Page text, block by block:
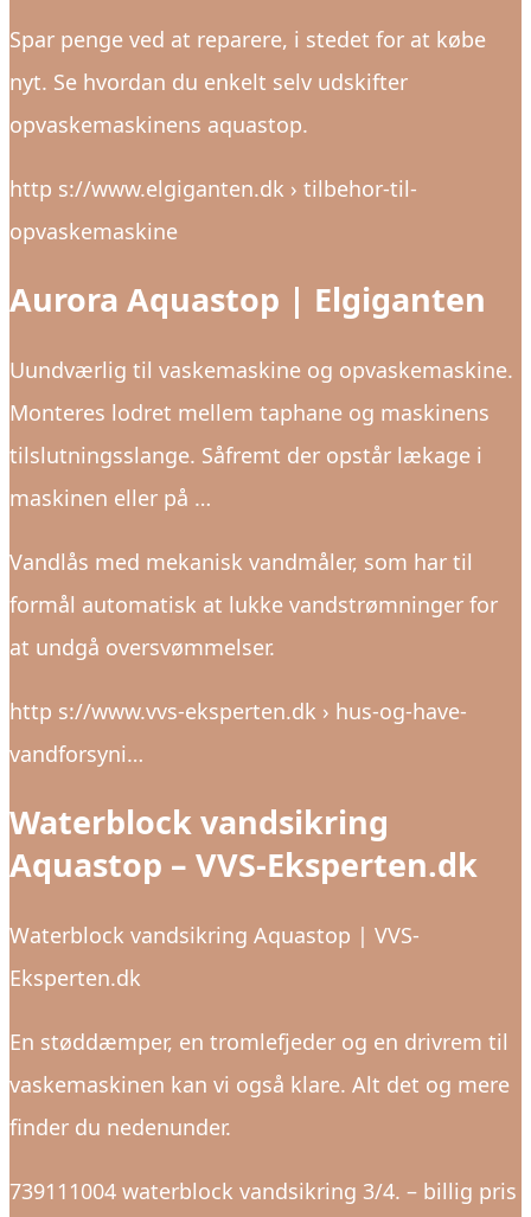
Spar penge ved at reparere, i stedet for at købe
nyt. Se hvordan du enkelt selv udskifter
opvaskemaskinens aquastop.
http s://www.elgiganten.dk › tilbehor-til-
opvaskemaskine
Aurora Aquastop | Elgiganten
Uundværlig til vaskemaskine og opvaskemaskine.
Monteres lodret mellem taphane og maskinens
tilslutningsslange. Såfremt der opstår lækage i
maskinen eller på …
Vandlås med mekanisk vandmåler, som har til
formål automatisk at lukke vandstrømninger for
at undgå oversvømmelser.
http s://www.vvs-eksperten.dk › hus-og-have-
vandforsyni…
Waterblock vandsikring
Aquastop – VVS-Eksperten.dk
Waterblock vandsikring Aquastop | VVS-
Eksperten.dk
En støddæmper, en tromlefjeder og en drivrem til
vaskemaskinen kan vi også klare. Alt det og mere
finder du nedenunder.
739111004 waterblock vandsikring 3/4. – billig pris